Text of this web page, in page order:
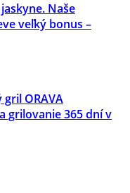
Naše
veľký bonus –
ORAVA
grilovanie 365 dní v